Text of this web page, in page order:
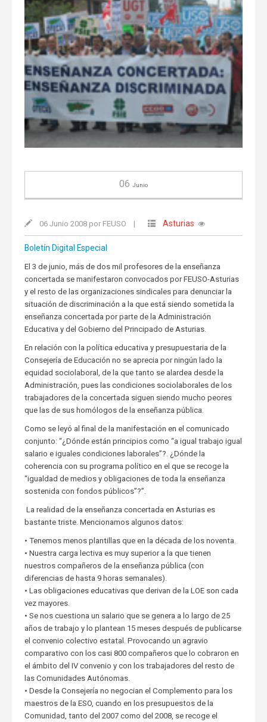
06 Junio
06 Junio 2008 por FEUSO | Asturias
Boletín Digital Especial
El 3 de junio, más de dos mil profesores de la enseñanza
concertada se manifestaron convocados por FEUSO-Asturias
y el resto de las organizaciones sindicales para denunciar la
situación de discriminación a la que está siendo sometida la
enseñanza concertada por parte de la Administración
Educativa y del Gobierno del Principado de Asturias.
En relación con la política educativa y presupuestaria de la
Consejería de Educación no se aprecia por ningún lado la
equidad sociolaboral, de la que tanto se alardea desde la
Administración, pues las condiciones sociolaborales de los
trabajadores de la concertada siguen siendo mucho peores
que las de sus homólogos de la enseñanza pública.
Como se leyó al final de la manifestación en el comunicado
conjunto: “¿Dónde están principios como “a igual trabajo igual
salario e iguales condiciones laborales”?. ¿Dónde la
coherencia con su programa político en el que se recoge la
“igualdad de medios y obligaciones de toda la enseñanza
sostenida con fondos públicos”?”.
La realidad de la enseñanza concertada en Asturias es
bastante triste. Mencionamos algunos datos:
• Tenemos menos plantillas que en la década de los noventa.
• Nuestra carga lectiva es muy superior a la que tienen
nuestros compañeros de la enseñanza pública (con
diferencias de hasta 9 horas semanales).
• Las obligaciones educativas que derivan de la LOE son cada
vez mayores.
• Se nos cuestiona un salario que se genera a lo largo de 25
años de trabajo y lo plantean 15 meses después de publicarse
el convenio colectivo estatal. Provocando un agravio
comparativo con los casi 800 compañeros que lo cobraron en
el ámbito del IV convenio y con los trabajadores del resto de
las Comunidades Autónomas.
• Desde la Consejería no negocian el Complemento para los
maestros de la ESO, cuando en los presupuestos de la
Comunidad, tanto del 2007 como del 2008, se recoge el